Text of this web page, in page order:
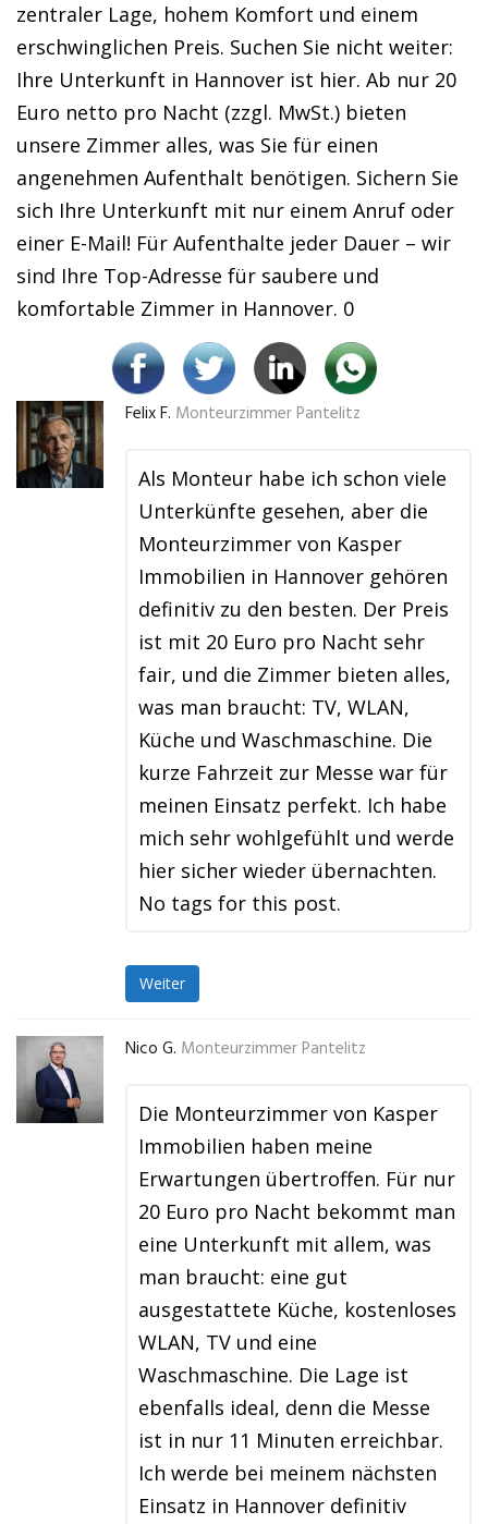
zentraler Lage, hohem Komfort und einem
erschwinglichen Preis. Suchen Sie nicht weiter:
Ihre Unterkunft in Hannover ist hier. Ab nur 20
Euro netto pro Nacht (zzgl. MwSt.) bieten
unsere Zimmer alles, was Sie für einen
angenehmen Aufenthalt benötigen. Sichern Sie
sich Ihre Unterkunft mit nur einem Anruf oder
einer E-Mail! Für Aufenthalte jeder Dauer – wir
sind Ihre Top-Adresse für saubere und
komfortable Zimmer in Hannover. 0
Felix F. Monteurzimmer Pantelitz
Als Monteur habe ich schon viele
Unterkünfte gesehen, aber die
Monteurzimmer von Kasper
Immobilien in Hannover gehören
definitiv zu den besten. Der Preis
ist mit 20 Euro pro Nacht sehr
fair, und die Zimmer bieten alles,
was man braucht: TV, WLAN,
Küche und Waschmaschine. Die
kurze Fahrzeit zur Messe war für
meinen Einsatz perfekt. Ich habe
mich sehr wohlgefühlt und werde
hier sicher wieder übernachten.
No tags for this post.
Weiter
Nico G. Monteurzimmer Pantelitz
Die Monteurzimmer von Kasper
Immobilien haben meine
Erwartungen übertroffen. Für nur
20 Euro pro Nacht bekommt man
eine Unterkunft mit allem, was
man braucht: eine gut
ausgestattete Küche, kostenloses
WLAN, TV und eine
Waschmaschine. Die Lage ist
ebenfalls ideal, denn die Messe
ist in nur 11 Minuten erreichbar.
Ich werde bei meinem nächsten
Einsatz in Hannover definitiv